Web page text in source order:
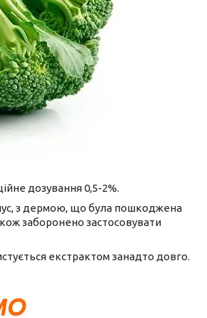
дозування 0,5-2%.
з дермою, що була пошкоджена
заборонено застосовувати
екстрактом занадто довго.